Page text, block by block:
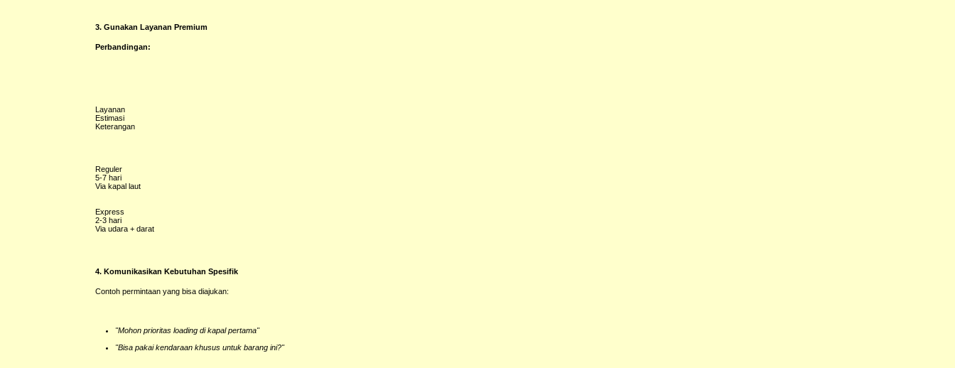
3. Gunakan Layanan Premium
Perbandingan:
Layanan
Estimasi
Keterangan
Reguler
5-7 hari
Via kapal laut
Express
2-3 hari
Via udara + darat
4. Komunikasikan Kebutuhan Spesifik
Contoh permintaan yang bisa diajukan:
"Mohon prioritas loading di kapal pertama"
"Bisa pakai kendaraan khusus untuk barang ini?"